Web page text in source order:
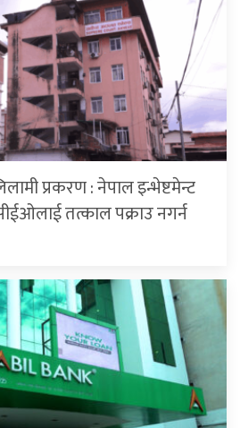
प्रकरण : नेपाल इन्भेष्टमेन्ट
तत्काल पक्राउ नगर्न